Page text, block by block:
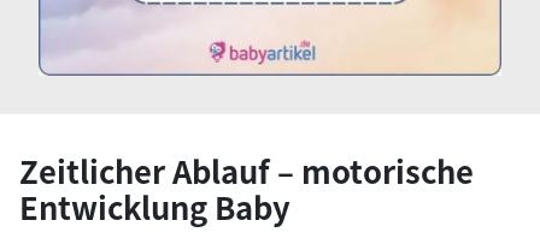
Zeitlicher Ablauf – motorische
Entwicklung Baby